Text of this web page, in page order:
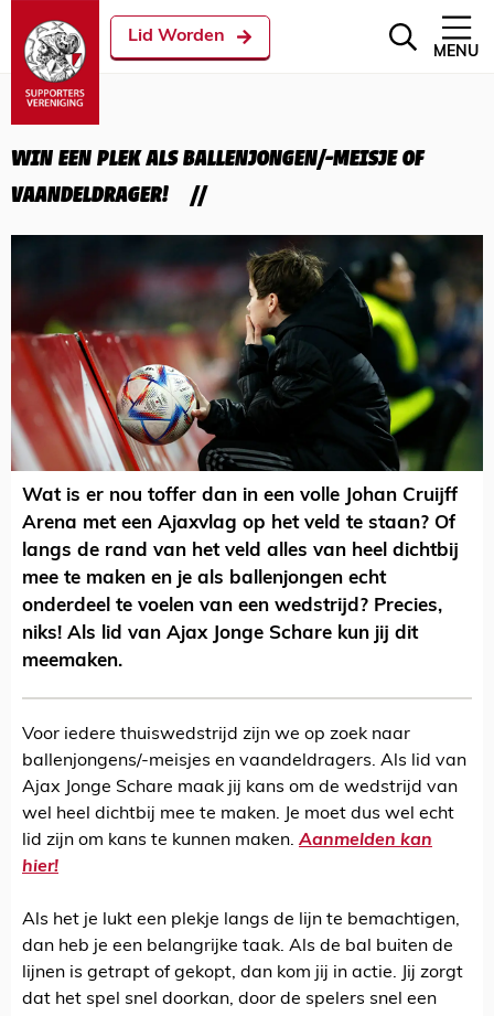
Lid Worden
MENU
WIN EEN PLEK ALS BALLENJONGEN/-MEISJE OF
VAANDELDRAGER!
Wat is er nou toffer dan in een volle Johan Cruijff
Arena met een Ajaxvlag op het veld te staan? Of
langs de rand van het veld alles van heel dichtbij
mee te maken en je als ballenjongen echt
onderdeel te voelen van een wedstrijd? Precies,
niks! Als lid van Ajax Jonge Schare kun jij dit
meemaken.
Voor iedere thuiswedstrijd zijn we op zoek naar
ballenjongens/-meisjes en vaandeldragers. Als lid van
Ajax Jonge Schare maak jij kans om de wedstrijd van
wel heel dichtbij mee te maken. Je moet dus wel echt
lid zijn om kans te kunnen maken. Aanmelden kan
hier!
Als het je lukt een plekje langs de lijn te bemachtigen,
dan heb je een belangrijke taak. Als de bal buiten de
lijnen is getrapt of gekopt, dan kom jij in actie. Jij zorgt
dat het spel snel doorkan, door de spelers snel een